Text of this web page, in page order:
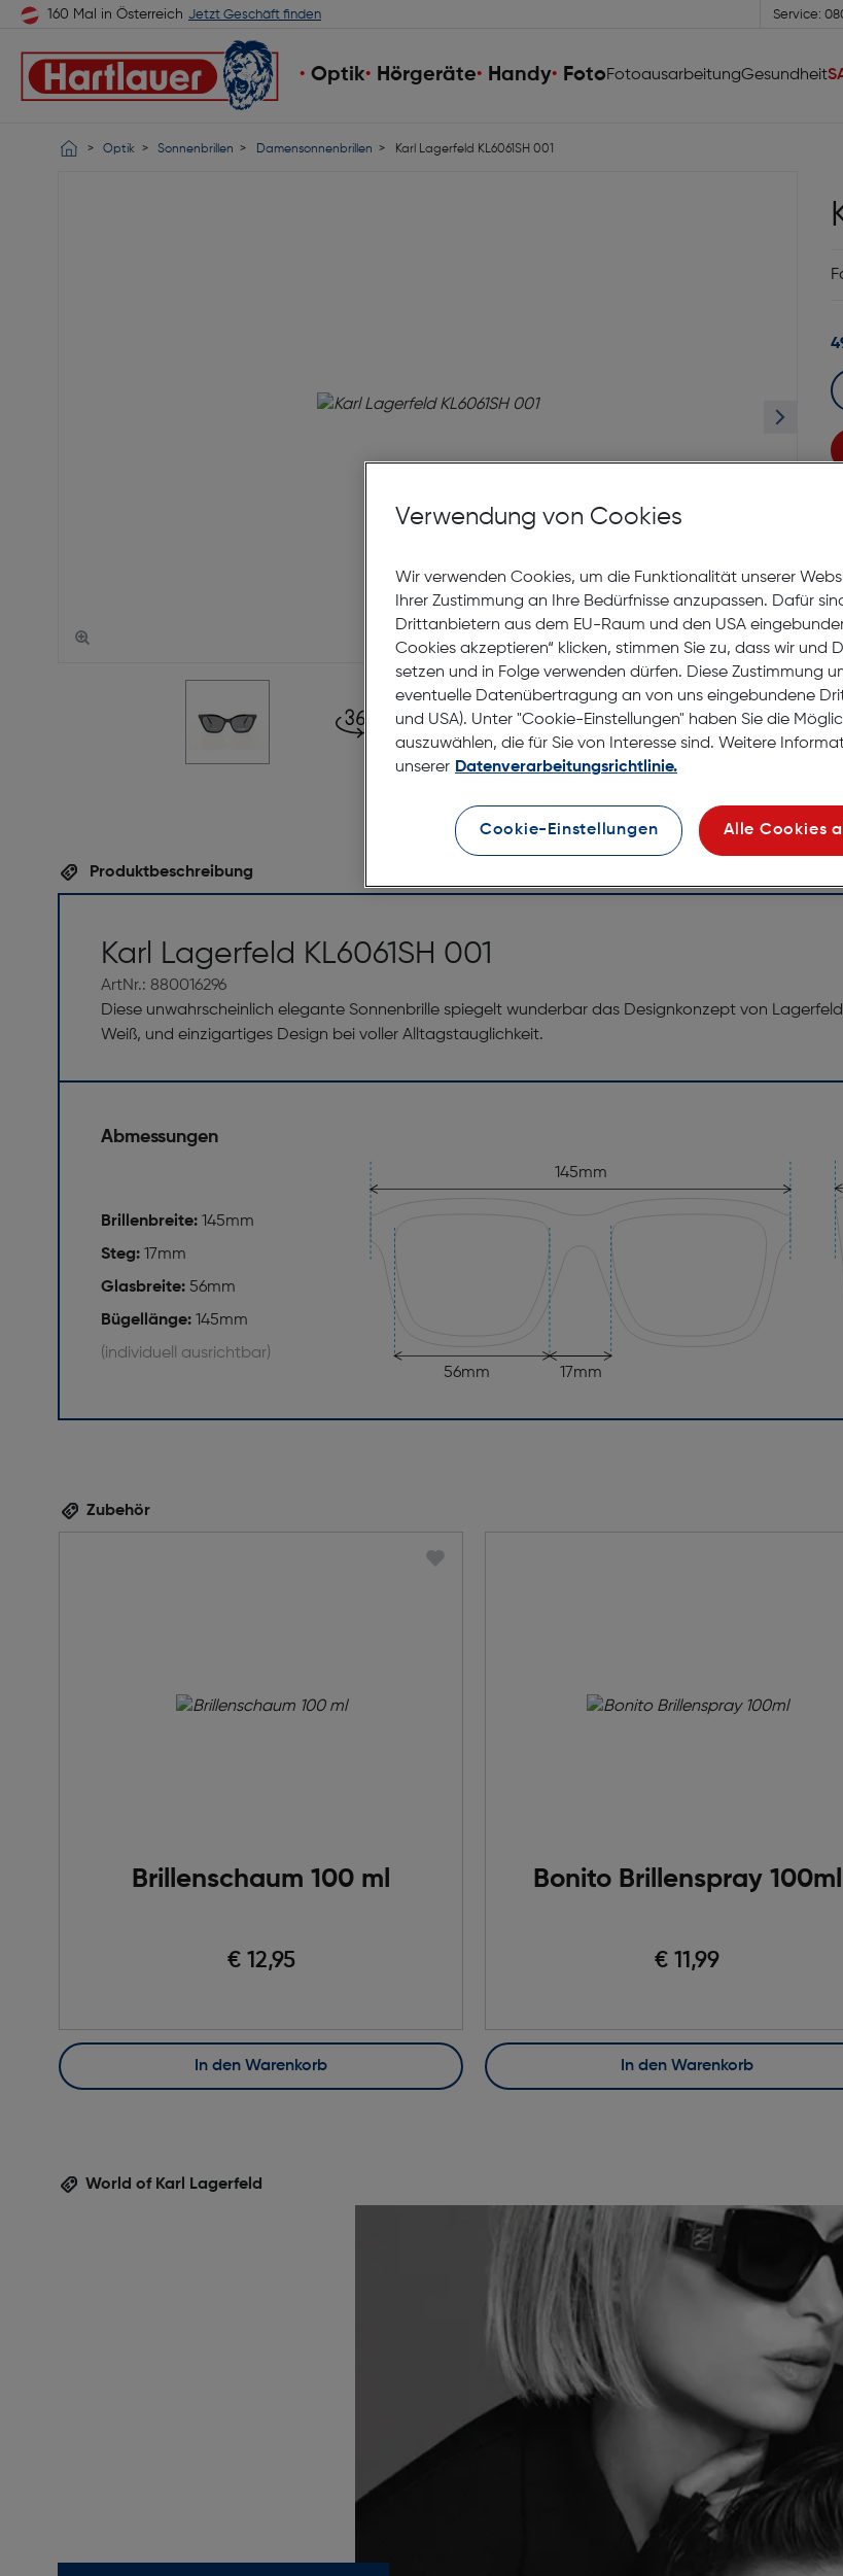
160 Mal in Österreich Jetzt Geschäft finden Service:
Optik Hörgeräte Handy FotoFotoausarbeitungGesundheit
Optik Sonnenbrillen Damensonnenbrillen Karl Lagerfeld KL6061SH 001
Online
anprobieren
Produktbeschreibung
Karl Lagerfeld KL6061SH 001
ArtNr.: 880016296
Diese unwahrscheinlich elegante Sonnenbrille spiegelt wunderbar das Designkonzept von
Weiß, und einzigartiges Design bei voller Alltagstauglichkeit.
Abmessungen
Brillenbreite: 145mm
Steg: 17mm
Glasbreite: 56mm
Bügellänge: 145mm
(individuell ausrichtbar)
145mm
17mm
56mm
Zubehör
Brillenschaum 100 ml
€ 12,95
In den Warenkorb
Bonito Brillenspray 100ml
€ 11,99
In den Warenkorb
World of Karl Lagerfeld
Verwendung von Cookies
Wir verwenden Cookies, um die Funktionalität unserer
Ihrer Zustimmung an Ihre Bedürfnisse anzupassen. Dafür
Drittanbietern aus dem EU-Raum und den USA
Cookies akzeptieren“ klicken, stimmen Sie zu, dass wir und
setzen und in Folge verwenden dürfen. Diese Zustimmung
eventuelle Datenübertragung an von uns eingebundene
und USA). Unter "Cookie-Einstellungen" haben Sie die
auszuwählen, die für Sie von Interesse sind. Weitere
unserer Datenverarbeitungsrichtlinie.
Cookie-Einstellungen Alle Cookies